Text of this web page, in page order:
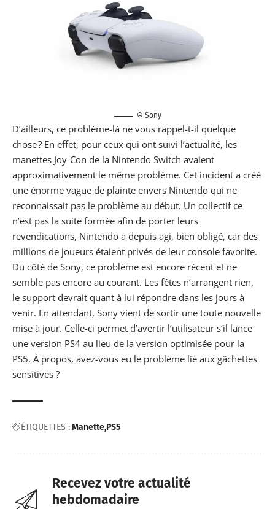
© Sony
D’ailleurs, ce problème-là ne vous rappel-t-il quelque
chose ? En effet, pour ceux qui ont suivi l’actualité, les
manettes Joy-Con de la Nintendo Switch avaient
approximativement le même problème. Cet incident a créé
une énorme vague de plainte envers Nintendo qui ne
reconnaissait pas le problème au début. Un collectif ce
n’est pas la suite formée afin de porter leurs
revendications, Nintendo a depuis agi, bien obligé, car des
millions de joueurs étaient privés de leur console favorite.
Du côté de Sony, ce problème est encore récent et ne
semble pas encore au courant. Les fêtes n’arrangent rien,
le support devrait quant à lui répondre dans les jours à
venir. En attendant, Sony vient de sortir une toute nouvelle
mise à jour. Celle-ci permet d’avertir l’utilisateur s’il lance
une version PS4 au lieu de la version optimisée pour la
PS5. À propos, avez-vous eu le problème lié aux gâchettes
sensitives ?
ÉTIQUETTES :Manette PS5
Recevez votre actualité
hebdomadaire